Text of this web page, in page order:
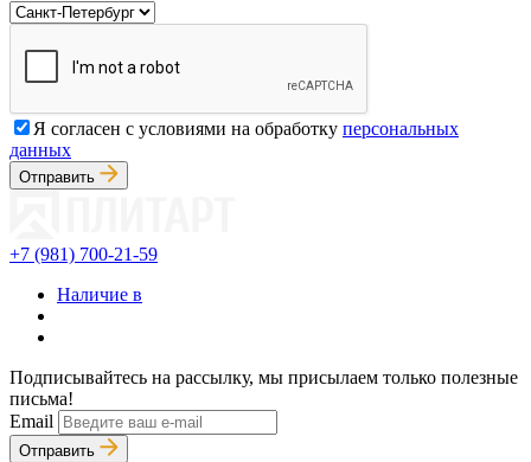
Я согласен с условиями на обработку персональных
данных
Отправить
+7 (981) 700-21-59
Наличие в
Подписывайтесь на рассылку, мы присылаем только полезные
письма!
Email
Отправить